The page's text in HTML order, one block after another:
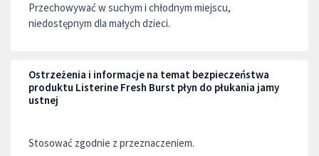
Przechowywać w suchym i chłodnym miejscu,
niedostępnym dla małych dzieci.
Ostrzeżenia i informacje na temat bezpieczeństwa
produktu Listerine Fresh Burst płyn do płukania jamy
ustnej
Stosować zgodnie z przeznaczeniem.